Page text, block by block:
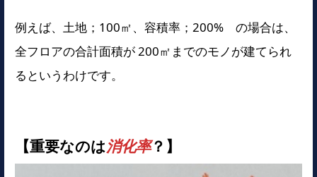
例えば、土地；100㎡、容積率；200% の場合は、
全フロアの合計面積が 200㎡までのモノが建てられ
るというわけです。
【重要なのは消化率？】